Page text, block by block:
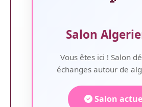
Salon
Vous êtes ici ! Salon
échanges autour de
Salon